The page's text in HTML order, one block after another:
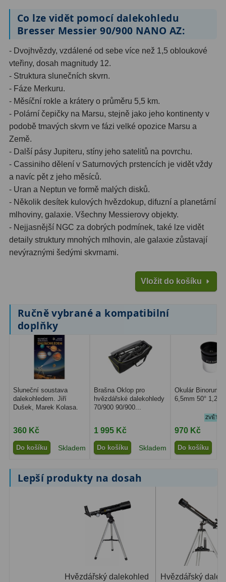
Co lze vidět pomocí dalekohledu
Bresser Messier 90/900 NANO AZ:
- Dvojhvězdy, vzdálené od sebe více než 1,5 obloukové
vteřiny, dosah magnitudy 12.
- Struktura slunečních skvrn.
- Fáze Merkuru.
- Měsíční rokle a krátery o průměru 5,5 km.
- Polární čepičky na Marsu, stejně jako jeho kontinenty v
podobě tmavých skvrn ve fázi velké opozice Marsu a
Země.
- Další pásy Jupiteru, stíny jeho satelitů na povrchu.
- Cassiniho dělení v Saturnových prstencích je vidět vždy
a navíc pět z jeho měsíců.
- Uran a Neptun ve formě malých disků.
- Několik desítek kulových hvězdokup, difuzní a planetární
mlhoviny, galaxie. Všechny Messierovy objekty.
- Nejjasnější NGC za dobrých podmínek, také lze vidět
detaily struktury mnohých mlhovin, ale galaxie zůstavají
nevýraznými šedými skvrnami.
Vložit do košíku
Ručně vybrané a kompatibilní
doplňky
Sluneční soustava
dalekohledem. Jiří
Dušek, Marek Kolasa.
360 Kč
Do košíku Skladem
Brašna Oklop pro
hvězdářské dalekohledy
70/900 90/900...
1 995 Kč
Do košíku Skladem
Okulár Binorum
6,5mm 50° 1,25″
970 Kč
Do košíku
Lepší produkty na dosah
Hvězdářský dalekohled
Hvězdářský